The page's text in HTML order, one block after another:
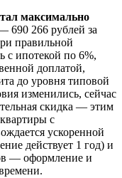
максимально
690 266 рублей за
правильной
с ипотекой по 6%,
доплатой,
до уровня типовой
изменились, сейчас
скидка — этим
с
ускоренной
действует 1 год) и
— оформление и